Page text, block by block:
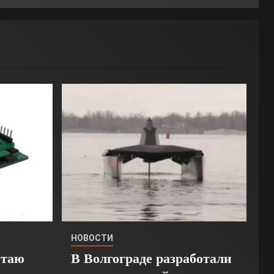
НОВОСТИ
В Волгограде разработали